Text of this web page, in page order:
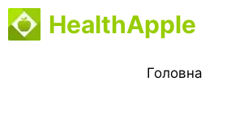
Перейти
до
HealthApple
Головна